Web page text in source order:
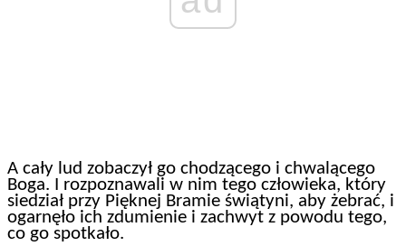
A cały lud zobaczył go chodzącego i chwalącego
Boga. I rozpoznawali w nim tego człowieka, który
siedział przy Pięknej Bramie świątyni, aby żebrać, i
ogarnęło ich zdumienie i zachwyt z powodu tego,
co go spotkało.